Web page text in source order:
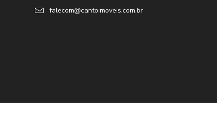
falecom@cantoimoveis.com.br